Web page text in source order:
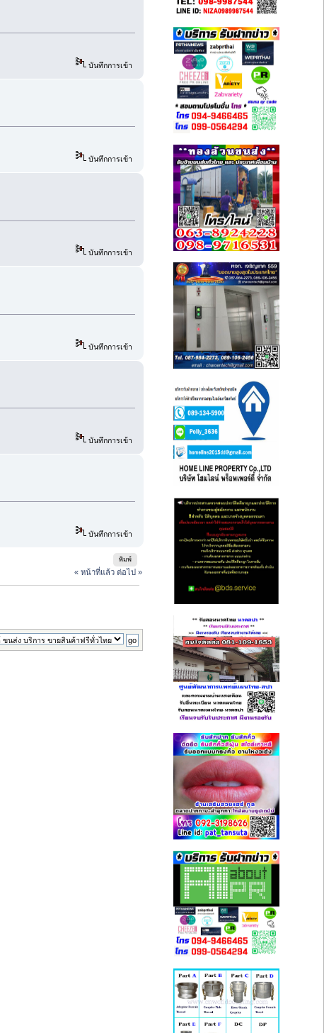
บันทึกการเข้า
บันทึกการเข้า
บันทึกการเข้า
บันทึกการเข้า
บันทึกการเข้า
บันทึกการเข้า
พิมพ์
« หน้าที่แล้ว ต่อไป »